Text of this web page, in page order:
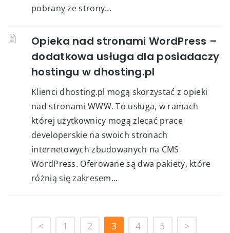
pobrany ze strony...
Opieka nad stronami WordPress –
dodatkowa usługa dla posiadaczy
hostingu w dhosting.pl
Klienci dhosting.pl mogą skorzystać z opieki
nad stronami WWW. To usługa, w ramach
której użytkownicy mogą zlecać prace
developerskie na swoich stronach
internetowych zbudowanych na CMS
WordPress. Oferowane są dwa pakiety, które
różnią się zakresem...
< 1 2 3 4 5 >